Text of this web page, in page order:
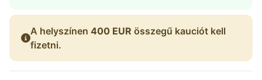
A helyszínen 400 EUR összegű kauciót kell
fizetni.